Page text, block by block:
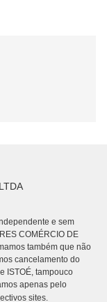
e sem
COMÉRCIO DE
também que não
cancelamento do
ISTOÉ, tampouco
apenas pelo
sites.